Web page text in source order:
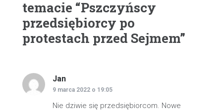
temacie “Pszczyńscy
przedsiębiorcy po
protestach przed Sejmem”
Jan
9 marca 2022 o 19:05
Nie dziwie się przedsiębiorcom. Nowe